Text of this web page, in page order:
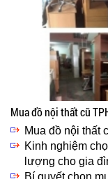
Mua đồ nội thất cũ
Mua đồ nội thất
Kinh nghiệm
lượng cho gia
Bí quyết chọn